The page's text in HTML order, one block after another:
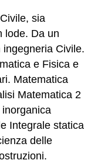
sia
lode. Da un
Civile.
e Fisica e
Matematica
Matematica 2
Integrale statica
delle